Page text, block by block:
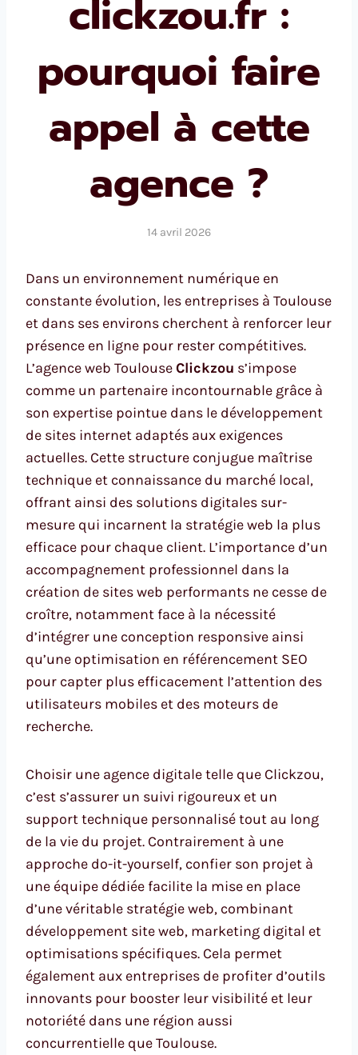
clickzou.fr :
pourquoi faire
appel à cette
agence ?
14 avril 2026
Dans un environnement numérique en
constante évolution, les entreprises à Toulouse
et dans ses environs cherchent à renforcer leur
présence en ligne pour rester compétitives.
L’agence web ToulouseClickzou s’impose
comme un partenaire incontournable grâce à
son expertise pointue dans le développement
de sites internet adaptés aux exigences
actuelles. Cette structure conjugue maîtrise
technique et connaissance du marché local,
offrant ainsi des solutions digitales sur-
mesure qui incarnent la stratégie web la plus
efficace pour chaque client. L’importance d’un
accompagnement professionnel dans la
création de sites web performants ne cesse de
croître, notamment face à la nécessité
d’intégrer une conception responsive ainsi
qu’une optimisation en référencement SEO
pour capter plus efficacement l’attention des
utilisateurs mobiles et des moteurs de
recherche.
Choisir une agence digitale telle que Clickzou,
c’est s’assurer un suivi rigoureux et un
support technique personnalisé tout au long
de la vie du projet. Contrairement à une
approche do-it-yourself, confier son projet à
une équipe dédiée facilite la mise en place
d’une véritable stratégie web, combinant
développement site web, marketing digital et
optimisations spécifiques. Cela permet
également aux entreprises de profiter d’outils
innovants pour booster leur visibilité et leur
notoriété dans une région aussi
concurrentielle que Toulouse.